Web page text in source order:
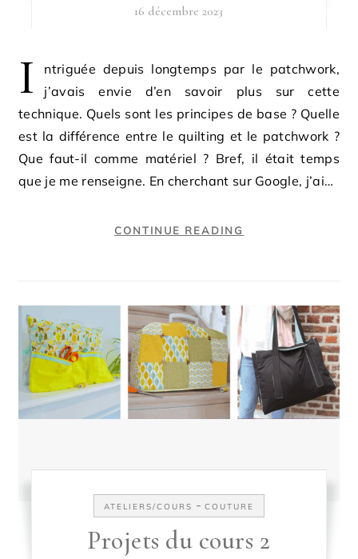
16 décembre 2023
I
ntriguée depuis longtemps par le patchwork,
j’avais envie d’en savoir plus sur cette
technique. Quels sont les principes de base ? Quelle
est la différence entre le quilting et le patchwork ?
Que faut-il comme matériel ? Bref, il était temps
que je me renseigne. En cherchant sur Google, j’ai…
CONTINUE READING
ATELIERS/COURS - COUTURE
Projets du cours 2